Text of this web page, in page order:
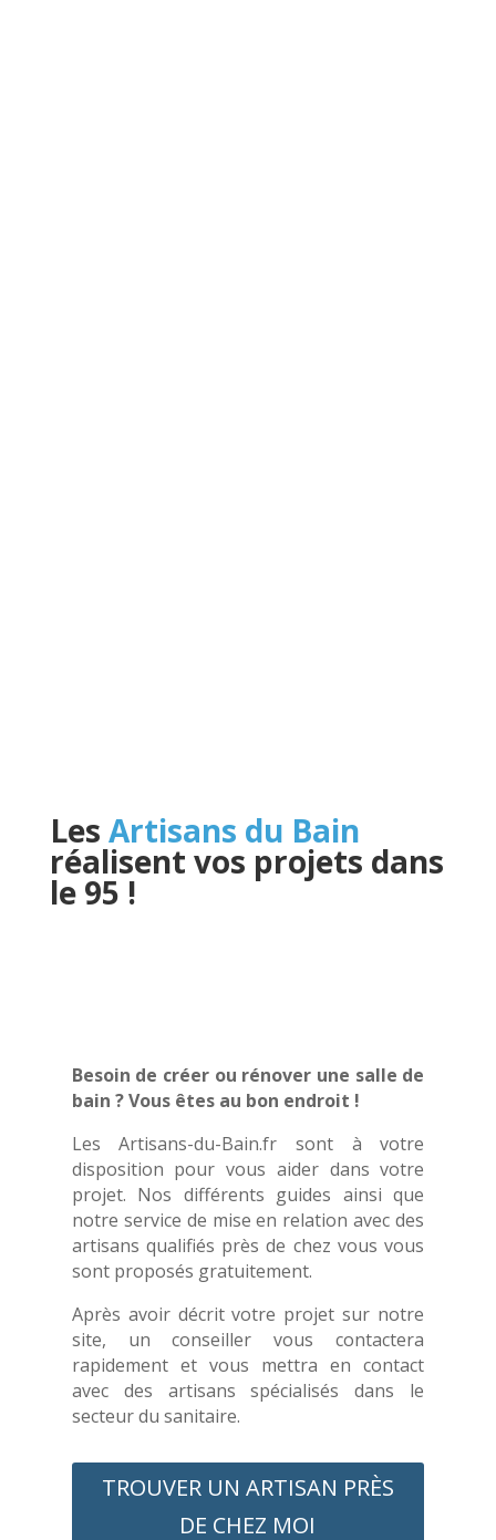
Les Artisans du Bain
réalisent vos projets dans
le 95 !
Besoin de créer ou rénover une salle de
bain ? Vous êtes au bon endroit !
Les Artisans-du-Bain.fr sont à votre
disposition pour vous aider dans votre
projet. Nos différents guides ainsi que
notre service de mise en relation avec des
artisans qualifiés près de chez vous vous
sont proposés gratuitement.
Après avoir décrit votre projet sur notre
site, un conseiller vous contactera
rapidement et vous mettra en contact
avec des artisans spécialisés dans le
secteur du sanitaire.
TROUVER UN ARTISAN PRÈS
DE CHEZ MOI